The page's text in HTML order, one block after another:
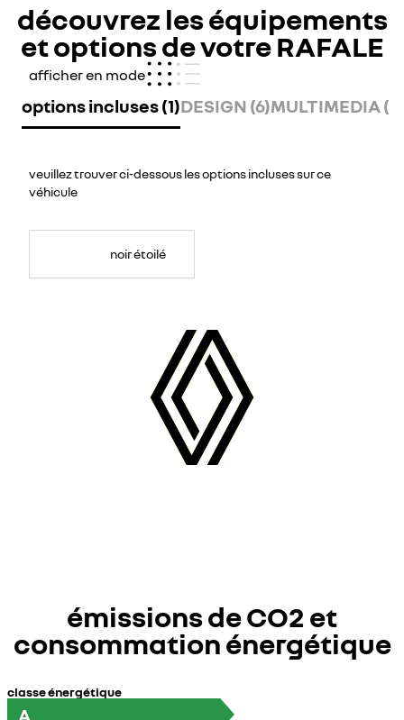
découvrez les équipements
et options de votre RAFALE
afficher en mode
options incluses (1)DESIGN (6)MULTIMEDIA (8)
veuillez trouver ci-dessous les options incluses sur ce
véhicule
noir étoilé
émissions de CO2 et
consommation énergétique
classe énergétique
A